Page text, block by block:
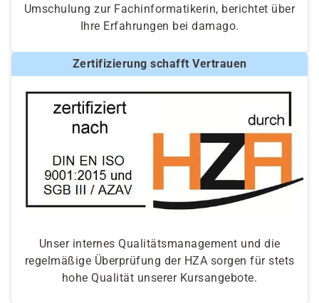
Umschulung zur Fachinformatikerin, berichtet über
Ihre Erfahrungen bei damago.
Zertifizierung schafft Vertrauen
Unser internes Qualitätsmanagement und die
regelmäßige Überprüfung der HZA sorgen für stets
hohe Qualität unserer Kursangebote.